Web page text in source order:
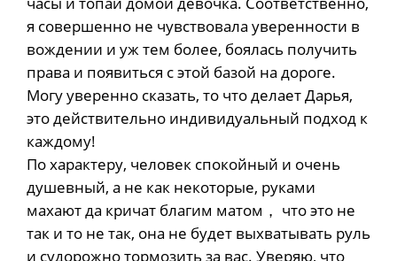
я совершенно не чувствовала уверенности в
вождении и уж тем более, боялась получить
права и появиться с этой базой на дороге.
Могу уверенно сказать, то что делает Дарья,
это действительно индивидуальный подход к
каждому!
По характеру, человек спокойный и очень
душевный, а не как некоторые, руками
махают да кричат благим матом， что это не
так и то не так, она не будет выхватывать руль
и судорожно тормозить за вас. Уверяю, что